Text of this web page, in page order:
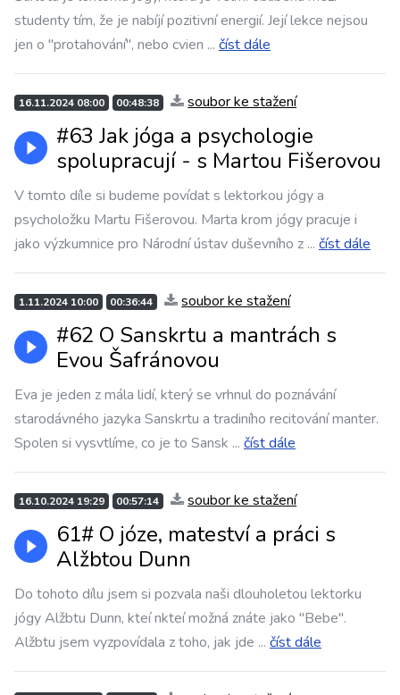
studenty tím, že je nabíjí pozitivní energií. Její lekce nejsou
jen o "protahování", nebo cvien ... číst dále
16.11.2024 08:00 00:48:38 soubor ke stažení
#63 Jak jóga a psychologie
spolupracují - s Martou Fišerovou
V tomto díle si budeme povídat s lektorkou jógy a
psycholožku Martu Fišerovou. Marta krom jógy pracuje i
jako výzkumnice pro Národní ústav duševního z ... číst dále
1.11.2024 10:00 00:36:44 soubor ke stažení
#62 O Sanskrtu a mantrách s
Evou Šafránovou
Eva je jeden z mála lidí, který se vrhnul do poznávání
starodávného jazyka Sanskrtu a tradiního recitování manter.
Spolen si vysvtlíme, co je to Sansk ... číst dále
16.10.2024 19:29 00:57:14 soubor ke stažení
61# O józe, mateství a práci s
Alžbtou Dunn
Do tohoto dílu jsem si pozvala naši dlouholetou lektorku
jógy Alžbtu Dunn, kteí nkteí možná znáte jako "Bebe".
Alžbtu jsem vyzpovídala z toho, jak jde ... číst dále